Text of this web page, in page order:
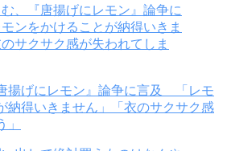
揚げにレモン』論争に言及 「レモ
納得いきません」「衣のサクサク感